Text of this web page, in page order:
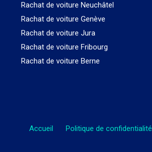
Rachat de voiture Neuchâtel
Rachat de voiture Genève
Rachat de voiture Jura
Rachat de voiture Fribourg
Rachat de voiture Berne
Accueil Politique de confidentialité